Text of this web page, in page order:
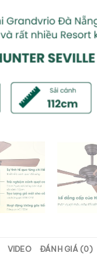
VIDEO ĐÁNH GIÁ (0)